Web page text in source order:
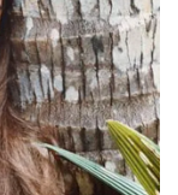
ഡേവിഡ്